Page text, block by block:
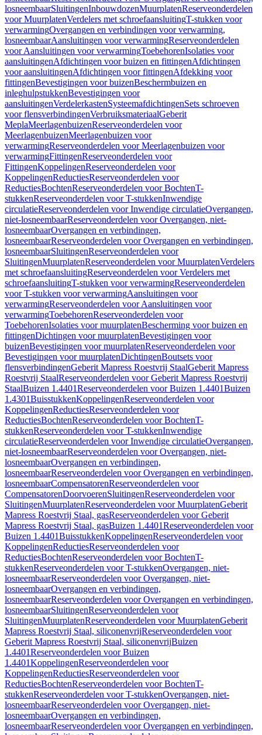
losneembaarSluitingenInbouwdozenMuurplatenReserveonderdelen
voor MuurplatenVerdelers met schroefaansluitingT-stukken voor
verwarmingOvergangen en verbindingen voor verwarming,
losneembaarAansluitingen voor verwarmingReserveonderdelen
voor Aansluitingen voor verwarmingToebehorenIsolaties voor
aansluitingenAfdichtingen voor buizen en fittingenAfdichtingen
voor aansluitingenAfdichtingen voor fittingenAfdekking voor
fittingenBevestigingen voor buizenBeschermbuizen en
inleghulpstukkenBevestigingen voor
aansluitingenVerdelerkastenSysteemafdichtingenSets schroeven
voor flensverbindingenVerbruiksmateriaalGeberit
MeplaMeerlagenbuizenReserveonderdelen voor
MeerlagenbuizenMeerlagenbuizen voor
verwarmingReserveonderdelen voor Meerlagenbuizen voor
verwarmingFittingenReserveonderdelen voor
FittingenKoppelingenReserveonderdelen voor
KoppelingenReductiesReserveonderdelen voor
ReductiesBochtenReserveonderdelen voor BochtenT-
stukkenReserveonderdelen voor T-stukkenInwendige
circulatieReserveonderdelen voor Inwendige circulatieOvergangen,
niet-losneembaarReserveonderdelen voor Overgangen, niet-
losneembaarOvergangen en verbindingen,
losneembaarReserveonderdelen voor Overgangen en verbindingen,
losneembaarSluitingenReserveonderdelen voor
SluitingenMuurplatenReserveonderdelen voor MuurplatenVerdelers
met schroefaansluitingReserveonderdelen voor Verdelers met
schroefaansluitingT-stukken voor verwarmingReserveonderdelen
voor T-stukken voor verwarmingAansluitingen voor
verwarmingReserveonderdelen voor Aansluitingen voor
verwarmingToebehorenReserveonderdelen voor
ToebehorenIsolaties voor muurplatenBescherming voor buizen en
fittingenDichtingen voor muurplatenBevestigingen voor
buizenBevestigingen voor muurplatenReserveonderdelen voor
Bevestigingen voor muurplatenDichtingenBoutsets voor
flensverbindingenGeberit Mapress Roestvrij StaalGeberit Mapress
Roestvrij StaalReserveonderdelen voor Geberit Mapress Roestvrij
StaalBuizen 1.4401Reserveonderdelen voor Buizen 1.4401Buizen
1.4301BuisstukkenKoppelingenReserveonderdelen voor
KoppelingenReductiesReserveonderdelen voor
ReductiesBochtenReserveonderdelen voor BochtenT-
stukkenReserveonderdelen voor T-stukkenInwendige
circulatieReserveonderdelen voor Inwendige circulatieOvergangen,
niet-losneembaarReserveonderdelen voor Overgangen, niet-
losneembaarOvergangen en verbindingen,
losneembaarReserveonderdelen voor Overgangen en verbindingen,
losneembaarCompensatorenReserveonderdelen voor
CompensatorenDoorvoerenSluitingenReserveonderdelen voor
SluitingenMuurplatenReserveonderdelen voor MuurplatenGeberit
Mapress Roestvrij Staal, gasReserveonderdelen voor Geberit
Mapress Roestvrij Staal, gasBuizen 1.4401Reserveonderdelen voor
Buizen 1.4401BuisstukkenKoppelingenReserveonderdelen voor
KoppelingenReductiesReserveonderdelen voor
ReductiesBochtenReserveonderdelen voor BochtenT-
stukkenReserveonderdelen voor T-stukkenOvergangen, niet-
losneembaarReserveonderdelen voor Overgangen, niet-
losneembaarOvergangen en verbindingen,
losneembaarReserveonderdelen voor Overgangen en verbindingen,
losneembaarSluitingenReserveonderdelen voor
SluitingenMuurplatenReserveonderdelen voor MuurplatenGeberit
Mapress Roestvrij Staal, siliconenvrijReserveonderdelen voor
Geberit Mapress Roestvrij Staal, siliconenvrijBuizen
1.4401Reserveonderdelen voor Buizen
1.4401KoppelingenReserveonderdelen voor
KoppelingenReductiesReserveonderdelen voor
ReductiesBochtenReserveonderdelen voor BochtenT-
stukkenReserveonderdelen voor T-stukkenOvergangen, niet-
losneembaarReserveonderdelen voor Overgangen, niet-
losneembaarOvergangen en verbindingen,
losneembaarReserveonderdelen voor Overgangen en verbindingen,